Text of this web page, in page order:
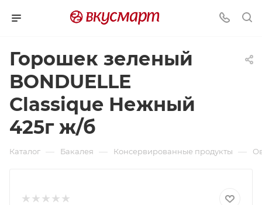
Горошек зеленый
BONDUELLE
Classique Нежный
425г ж/б
Каталог — Бакалея — Консервированные продукты —